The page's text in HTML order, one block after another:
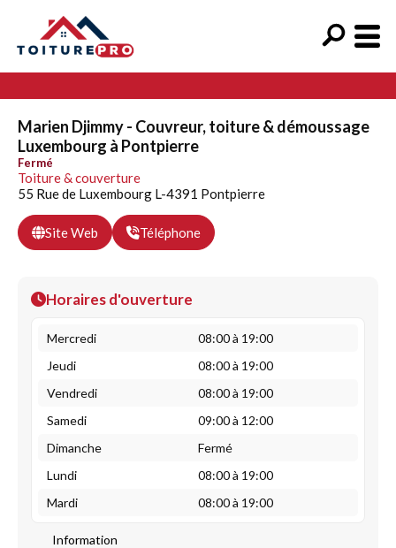
Marien Djimmy - Couvreur, toiture & démoussage
Luxembourg à Pontpierre
Fermé
Toiture & couverture
55 Rue de Luxembourg L-4391 Pontpierre
Site Web Téléphone
Horaires d'ouverture
Mercredi
08:00 à 19:00
Jeudi
08:00 à 19:00
Vendredi
08:00 à 19:00
Samedi
09:00 à 12:00
Dimanche
Fermé
Lundi
08:00 à 19:00
Mardi
08:00 à 19:00
Information